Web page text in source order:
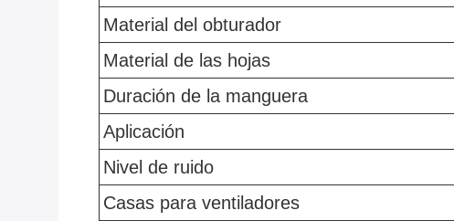
Material del obturador
Material de las hojas
Duración de la manguera
Aplicación
Nivel de ruido
Casas para ventiladores